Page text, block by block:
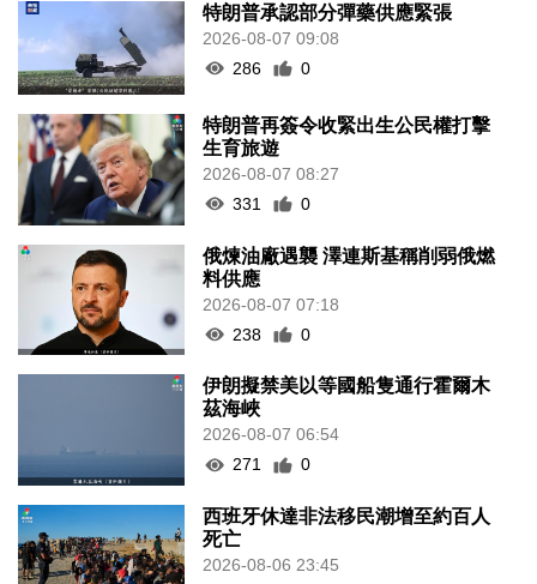
特朗普承認部分彈藥供應緊張
2026-08-07 09:08
286
0
特朗普再簽令收緊出生公民權打擊
生育旅遊
2026-08-07 08:27
331
0
俄煉油廠遇襲 澤連斯基稱削弱俄燃
料供應
2026-08-07 07:18
238
0
伊朗擬禁美以等國船隻通行霍爾木
茲海峽
2026-08-07 06:54
271
0
西班牙休達非法移民潮增至約百人
死亡
2026-08-06 23:45